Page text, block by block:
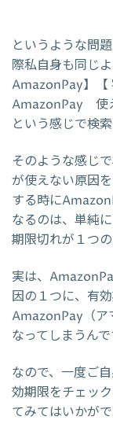
というような問
際私自身も同じ
AmazonPay】
AmazonPay 使
という感じで検
そのような感じ
が使えない原因
する時に
なるのは、単純
期限切れが１つ
実は、
因の１つに、有
AmazonPay（ア
なってしまうん
なので、一度ご
効期限をチェッ
てみてはいかが